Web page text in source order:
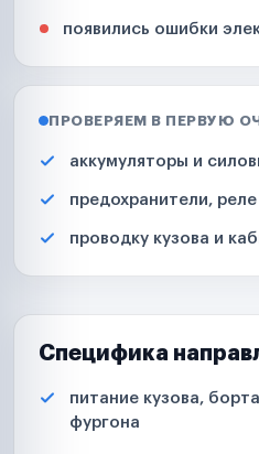
появились ошибки
ПРОВЕРЯЕМ В ПЕРВУЮ
аккумуляторы и
предохранители,
проводку кузова и
Специфика
питание кузова,
фургона